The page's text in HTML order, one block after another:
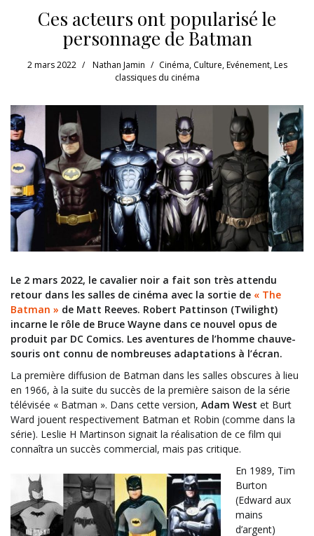
Ces acteurs ont popularisé le
personnage de Batman
2 mars 2022 Nathan Jamin Cinéma, Culture,Evénement,Les
classiques du cinéma
Le 2 mars 2022, le cavalier noir a fait son très attendu
retour dans les salles de cinéma avec la sortie de « The
Batman » de Matt Reeves. Robert Pattinson (Twilight)
incarne le rôle de Bruce Wayne dans ce nouvel opus de
produit par DC Comics. Les aventures de l’homme chauve-
souris ont connu de nombreuses adaptations à l’écran.
La première diffusion de Batman dans les salles obscures à lieu
en 1966, à la suite du succès de la première saison de la série
télévisée « Batman ». Dans cette version, Adam West et Burt
Ward jouent respectivement Batman et Robin (comme dans la
série). Leslie H Martinson signait la réalisation de ce film qui
connaîtra un succès commercial, mais pas critique.
En 1989, Tim
Burton
(Edward aux
mains
d’argent)